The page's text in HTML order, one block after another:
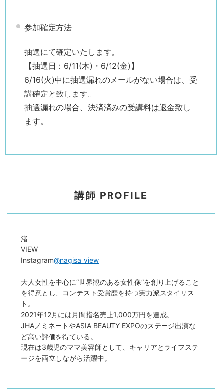
参加確定方法
抽選にて確定いたします。
【抽選日：6/11(木)・6/12(金)】
6/16(火)中に抽選漏れのメールがない場合は、受
講確定と致します。
抽選漏れの場合、決済済みの受講料は返金致し
ます。
講師 PROFILE
渚
VIEW
Instagram@nagisa_view
大人女性を中心に“世界観のある女性像”を創り上げること
を得意とし、コンテスト受賞歴を持つ実力派スタイリス
ト。
2021年12月には月間指名売上1,000万円を達成。
JHAノミネートやASIA BEAUTY EXPOのステージ出演な
ど高い評価を得ている。
現在は3歳児のママ美容師として、キャリアとライフステ
ージを両立しながら活躍中。